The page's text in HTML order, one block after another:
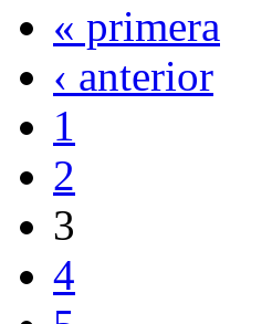
« primera
‹ anterior
1
2
3
4